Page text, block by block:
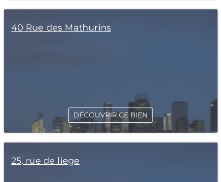
40 Rue des Mathurins
DÉCOUVRIR CE BIEN
25, rue de liege